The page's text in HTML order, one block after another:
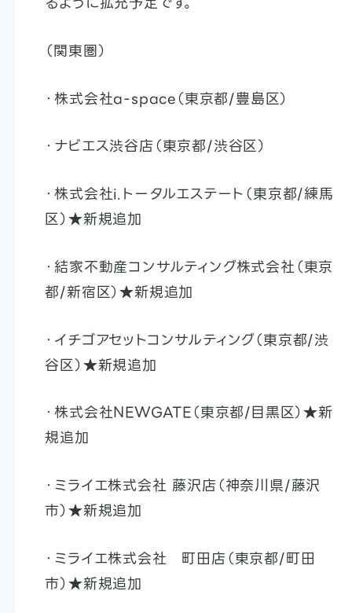
（関東圏）
・株式会社a-space（東京都/豊島区）
・ナビエス渋谷店（東京都/渋谷区）
・株式会社i.トータルエステート（東京都/練馬
区）★新規追加
・結家不動産コンサルティング株式会社（東京
都/新宿区）★新規追加
・イチゴアセットコンサルティング（東京都/渋
谷区）★新規追加
・株式会社NEWGATE（東京都/目黒区）★新
規追加
・ミライエ株式会社 藤沢店（神奈川県/藤沢
市）★新規追加
・ミライエ株式会社 町田店（東京都/町田
市）★新規追加